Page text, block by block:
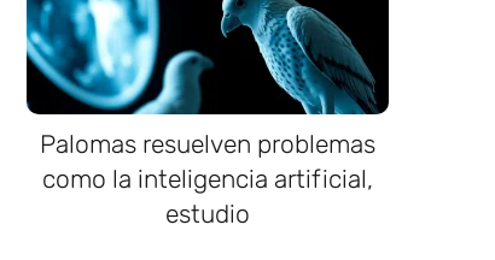
Palomas resuelven problemas
como la inteligencia artificial,
estudio